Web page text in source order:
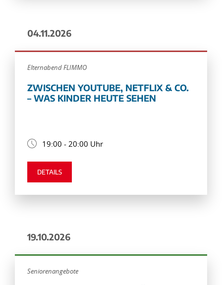
04.11.2026
Elternabend FLIMMO
ZWISCHEN YOUTUBE, NETFLIX & CO.
– WAS KINDER HEUTE SEHEN
19:00 - 20:00 Uhr
DETAILS
19.10.2026
Seniorenangebote